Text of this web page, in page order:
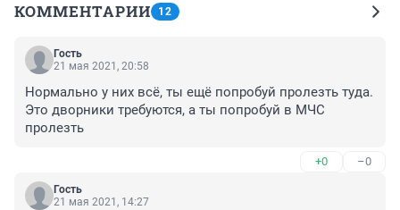
КОММЕНТАРИИ 12
Гость
21 мая 2021, 20:58
Нормально у них всё, ты ещё попробуй пролезть туда.
Это дворники требуются, а ты попробуй в МЧС
пролезть
+0 –0
Гость
21 мая 2021, 14:27